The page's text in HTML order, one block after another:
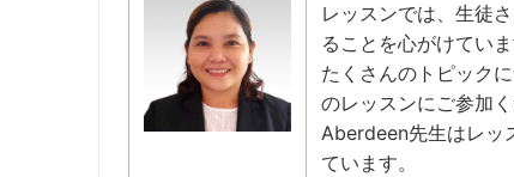
レッスンでは、生徒
ることを心がけていま
たくさんのトピック
のレッスンにご参加く
Aberdeen先生はレッ
ています。